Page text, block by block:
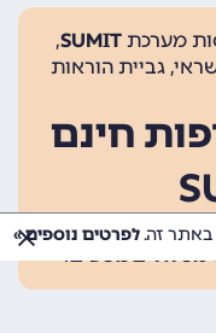
מערכת SUMIT
,
גביית הוראות
חינם
ההצטרפות אינה כרוכה בתשלום, ומאפשרת 10 פעולות
מסלולים נוספים.
לפרטים נוספים »